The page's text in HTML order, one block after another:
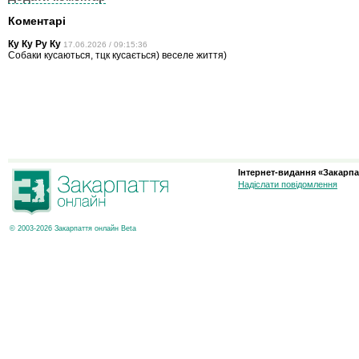
Коментарі
Ку Ку Ру Ку 17.06.2026 / 09:15:36
Собаки кусаються, тцк кусається) веселе життя)
© 2003-2026 Закарпаття онлайн Beta
Інтернет-видання
Надіслати повідомлення